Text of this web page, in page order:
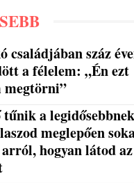
családjában száz
a félelem: „Én ezt
megtörni”
a
meglepően
hogyan látod az